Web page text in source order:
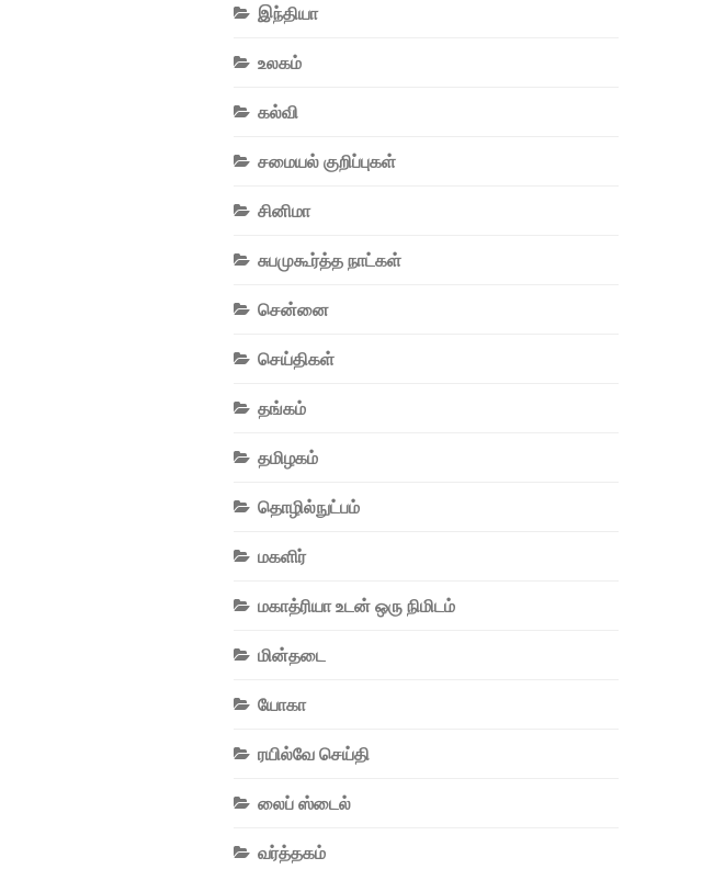
இந்தியா
உலகம்
கல்வி
சமையல் குறிப்புகள்
சினிமா
சுபமுகூர்த்த நாட்கள்
சென்னை
செய்திகள்
தங்கம்
தமிழகம்
தொழில்நுட்பம்
மகளிர்
மகாத்ரியா உடன் ஒரு நிமிடம்
மின்தடை
யோகா
ரயில்வே செய்தி
லைப் ஸ்டைல்
வர்த்தகம்